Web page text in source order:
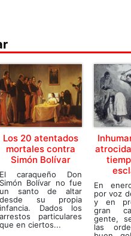
Los 20 atentados
mortales contra
Simón Bolívar
El caraqueño Don
Simón Bolívar no fue
un santo de altar
desde su propia
infancia. Dados los
arrestos particulares
que en ciertos...
En
por voz
y en
gran
gente,
las